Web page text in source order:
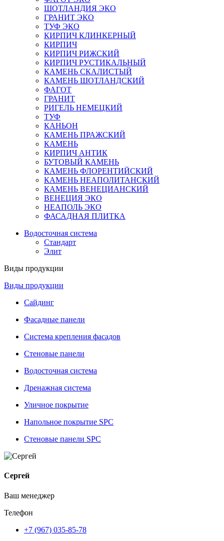
ШОТЛАНДИЯ ЭКО
ГРАНИТ ЭКО
ТУФ ЭКО
КИРПИЧ КЛИНКЕРНЫЙ
КИРПИЧ
КИРПИЧ РИЖСКИЙ
КИРПИЧ РУСТИКАЛЬНЫЙ
КАМЕНЬ СКАЛИСТЫЙ
КАМЕНЬ ШОТЛАНДСКИЙ
ФАГОТ
ГРАНИТ
РИГЕЛЬ НЕМЕЦКИЙ
ТУФ
КАНЬОН
КАМЕНЬ ПРАЖСКИЙ
КАМЕНЬ
КИРПИЧ АНТИК
БУТОВЫЙ КАМЕНЬ
КАМЕНЬ ФЛОРЕНТИЙСКИЙ
КАМЕНЬ НЕАПОЛИТАНСКИЙ
КАМЕНЬ ВЕНЕЦИАНСКИЙ
ВЕНЕЦИЯ ЭКО
НЕАПОЛЬ ЭКО
ФАСАДНАЯ ПЛИТКА
Водосточная система
Стандарт
Элит
Виды продукции
Виды продукции
Сайдинг
Фасадные панели
Система крепления фасадов
Стеновые панели
Водосточная система
Дренажная система
Уличное покрытие
Напольное покрытие SPC
Стеновые панели SPC
Сергей
Ваш менеджер
Телефон
+7 (967) 035-85-78